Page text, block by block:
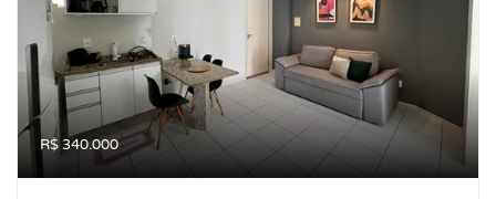
R$ 340.000